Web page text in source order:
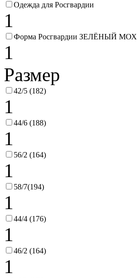
Одежда для Росгвардии
1
Форма Росгвардии ЗЕЛЁНЫЙ МОХ
1
Размер
42/5 (182)
1
44/6 (188)
1
56/2 (164)
1
58/7(194)
1
44/4 (176)
1
46/2 (164)
1